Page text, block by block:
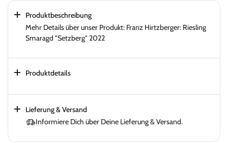
Produktbeschreibung
Mehr Details über unser Produkt: Franz Hirtzberger: Riesling
Smaragd "Setzberg" 2022
Produktdetails
Lieferung & Versand
Informiere Dich über Deine Lieferung & Versand.